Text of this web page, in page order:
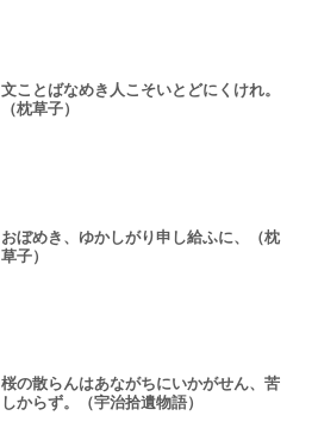
文ことばなめき人こそいとどにくけれ。
（枕草子）
おぼめき、ゆかしがり申し給ふに、（枕
草子）
桜の散らんはあながちにいかがせん、苦
しからず。（宇治拾遺物語）